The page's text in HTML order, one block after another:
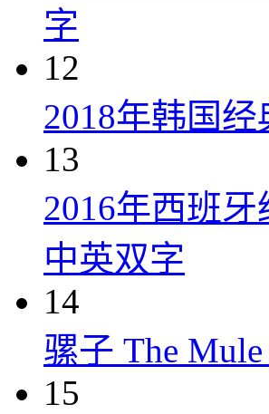
字
12
2018年韩国
13
2016年西班
中英双字
14
骡子 The
15